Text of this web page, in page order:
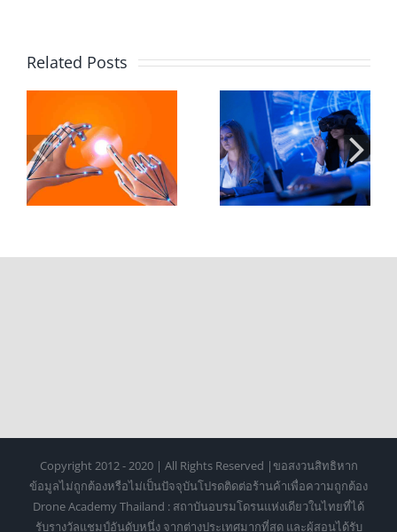
Related Posts
มหาวิทยาลัย:
บทบาทของ Hand
Tracking ในการ
Controller 2 กับ
การออกแบบ
Hand Tracking
มืออาชีพ
Copyright 2012 - 2020 | All Rights Reserved |ขอสงวนสิทธิหาก
ข้อมูลไม่ถูกต้องหรือไม่เป็นปัจจุบันโปรดติดต่อร้านค้าเพื่อความถูกต้อง
Drone Academy Thailand : สถาบันอบรมโดรนแห่งเดียวในไทยที่ได้
รับรางวัลแชมป์อันดับหนึ่ง จากต่างประเทศมากที่สุด และผู้สอนได้รับ